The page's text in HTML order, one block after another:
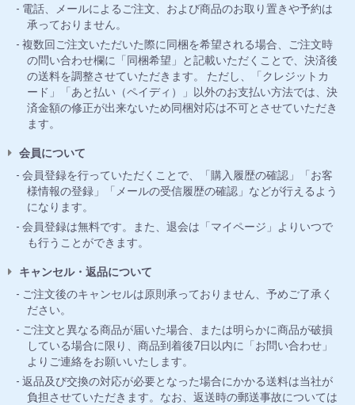
電話、メールによるご注文、および商品のお取り置きや予約は
承っておりません。
複数回ご注文いただいた際に同梱を希望される場合、ご注文時
の問い合わせ欄に「同梱希望」と記載いただくことで、決済後
の送料を調整させていただきます。 ただし、「クレジットカ
ード」「あと払い（ペイディ）」以外のお支払い方法では、決
済金額の修正が出来ないため同梱対応は不可とさせていただき
ます。
会員について
会員登録を行っていただくことで、「購入履歴の確認」「お客
様情報の登録」「メールの受信履歴の確認」などが行えるよう
になります。
会員登録は無料です。また、退会は「マイページ」よりいつで
も行うことができます。
キャンセル・返品について
ご注文後のキャンセルは原則承っておりません、予めご了承く
ださい。
ご注文と異なる商品が届いた場合、または明らかに商品が破損
している場合に限り、商品到着後7日以内に「お問い合わせ」
よりご連絡をお願いいたします。
返品及び交換の対応が必要となった場合にかかる送料は当社が
負担させていただきます。なお、返送時の郵送事故については